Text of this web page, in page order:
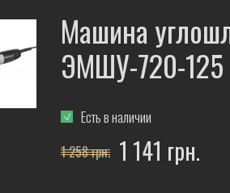
Машина
ЭМШУ-720-125
Есть в наличии
1 258 грн. 1 141 грн.